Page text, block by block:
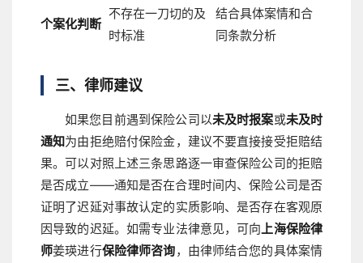
个案化判断
不存在一刀切的及
时标准
结合具体案情和合
同条款分析
三、律师建议
如果您目前遇到保险公司以未及时报案或未及时
通知为由拒绝赔付保险金，建议不要直接接受拒赔结
果。可以对照上述三条思路逐一审查保险公司的拒赔
是否成立——通知是否在合理时间内、保险公司是否
证明了迟延对事故认定的实质影响、是否存在客观原
因导致的迟延。如需专业法律意见，可向上海保险律
师姜瑛进行保险律师咨询，由律师结合您的具体案情